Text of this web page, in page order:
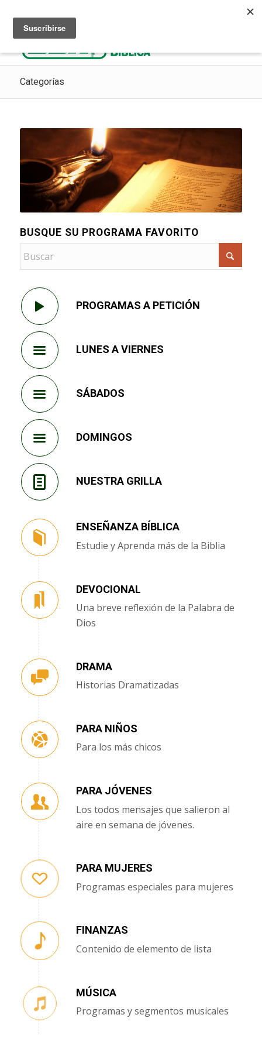
Categorías
BUSQUE SU PROGRAMA FAVORITO
PROGRAMAS A PETICIÓN
LUNES A VIERNES
SÁBADOS
DOMINGOS
NUESTRA GRILLA
ENSEÑANZA BÍBLICA
Estudie y Aprenda más de la Biblia
DEVOCIONAL
Una breve reflexión de la Palabra de
Dios
DRAMA
Historias Dramatizadas
PARA NIÑOS
Para los más chicos
PARA JÓVENES
Los todos mensajes que salieron al
aire en semana de jóvenes.
PARA MUJERES
Programas especiales para mujeres
FINANZAS
Contenido de elemento de lista
MÚSICA
Programas y segmentos musicales